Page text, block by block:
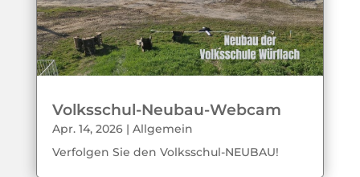
Volksschul-Neubau-Webcam
Apr. 14, 2026| Allgemein
Verfolgen Sie den Volksschul-NEUBAU!